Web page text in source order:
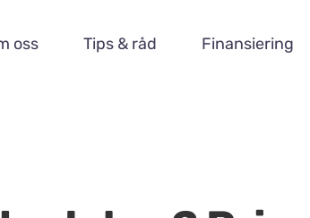
oss Tips & råd Finansiering